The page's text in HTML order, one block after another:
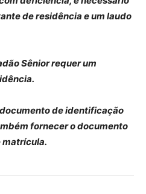
de residência e um laudo
Sênior requer um
de identificação
fornecer o documento
matrícula.